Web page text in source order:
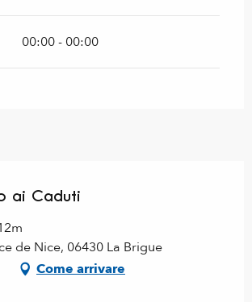
00:00 - 00:00
ai Caduti
de Nice, 06430 La Brigue
Come arrivare